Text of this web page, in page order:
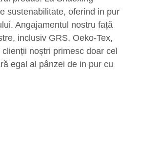
sustenabilitate, oferind in pur
Angajamentul nostru față
inclusiv GRS, Oeko-Tex,
noștri primesc doar cel
egal al pânzei de in pur cu